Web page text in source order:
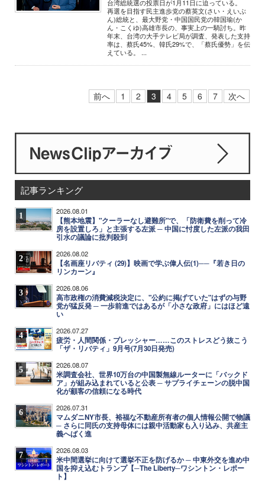
台湾総統選の投票日が1月11日に迫っている。
再選を目指す民主進歩党の蔡英文(さい・えいぶ
ん)総統と、最大野党・中国国民党の韓国瑜(か
ん・こくゆ)高雄市長の、事実上の一騎討ち。昨
年末、台湾の大手テレビ局が調査、発表した支持
率は、蔡氏45%、韓氏29%で、「蔡氏優勢」を伝
えている。 ...
前へ 1 2 3 4 5 6 7 次へ
記事ランキング
1 2026.08.01
【熊本地震】"クーラーなし避難所"で、「防衛費を削って冷
房を設置しろ」と主張する左派 ─ 中国に忖度した左派の我田
引水の議論に批判殺到
2 2026.08.02
【名画座リバティ (29)】映画で学ぶ偉人伝(1)──『若き日の
リンカーン』
3 2026.08.06
高市政権の消費減税決定に、"公約に掲げていた"はずの与野
党が猛反発 ─ 一歩前進ではあるが「小さな政府」にはほど遠
い
4 2026.07.27
疲労・人間関係・プレッシャー……このストレスどう抜こう
「ザ・リバティ」9月号(7月30日発売)
5 2026.08.07
米調査会社、世界10万台の中国製無線ルーターに「バックド
ア」が組み込まれていると公表 ─ サプライチェーンの脱中国
化が顧客の信頼になる時代
6 2026.07.31
マムダニNY市長、裕福な不動産所有者の個人情報公開で物議
─ さらに同氏の支持母体には親中活動家も入り込み、共産主
義へばく進
7 2026.08.03
米中間選挙に向けて選挙不正を防げるか ─ 中東外交を進め中
国を抑え込むトランプ【─The Liberty─ワシントン・レポー
ト】